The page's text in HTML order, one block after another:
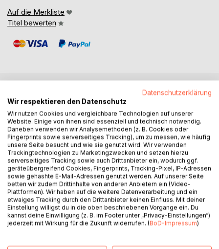
Auf die Merkliste
Titel bewerten
BESCHREIBUNG
Europa steht an einem Wendepunkt.
Doch kaum jemand spricht offen darüber.
Während politische Entscheidungsträger beschwichtigen,
erleben Millionen Menschen im Alltag eine Realität, die sich
nicht mehr wegdiskutieren lässt
unsichere Straßen, überforderte Schulen, wachsender
sozialer Druck und ein Staat, der zunehmend nur noch
reagiert, statt zu handeln.
Dieses Buch bricht das Schweigen.
Datenschutzerklärung
Wir respektieren den Datenschutz
Wir nutzen Cookies und vergleichbare Technologien auf unserer
Website. Einige von ihnen sind essenziell und technisch notwendig.
Daneben verwenden wir Analysemethoden (z. B. Cookies oder
Fingerprints sowie serverseitiges Tracking), um zu messen, wie häufig
unsere Seite besucht und wie sie genutzt wird. Wir verwenden
Trackingtechnologien zu Marketingzwecken und setzen hierzu
serverseitiges Tracking sowie auch Drittanbieter ein, wodurch ggf.
geräteübergreifend Cookies, Fingerprints, Tracking-Pixel, IP-Adressen
sowie gehashte E-Mail-Adressen genutzt werden. Auf unserer Seite
betten wir zudem Drittinhalte von anderen Anbietern ein (Video-
Plattformen). Wir haben auf die weitere Datenverarbeitung und ein
etwaiges Tracking durch den Drittanbieter keinen Einfluss. Mit deiner
Einstellung willigst du in die oben beschriebenen Vorgänge ein. Du
kannst deine Einwilligung (z. B. im Footer unter „Privacy-Einstellungen“)
jederzeit mit Wirkung für die Zukunft widerrufen. (BoD-Impressum)